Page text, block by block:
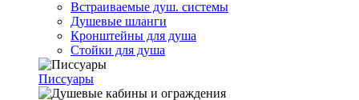
Встраиваемые душ. системы
Душевые шланги
Кронштейны для душа
Стойки для душа
Писсуары